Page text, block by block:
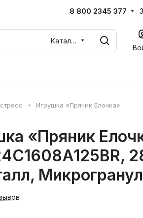
8 800 2345 377
Каталог
Игрушка «Пряник Елочка»
«Пряник